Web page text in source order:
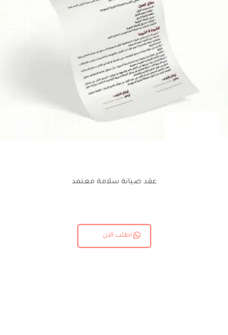
عقد صيانة سلامة معتمد
اطلب الان